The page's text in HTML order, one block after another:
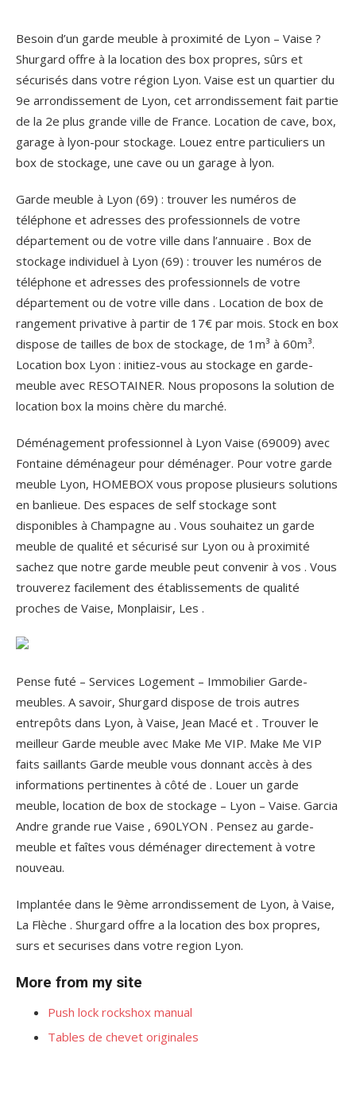
Besoin d’un garde meuble à proximité de Lyon – Vaise ?
Shurgard offre à la location des box propres, sûrs et
sécurisés dans votre région Lyon. Vaise est un quartier du
9e arrondissement de Lyon, cet arrondissement fait partie
de la 2e plus grande ville de France. Location de cave, box,
garage à lyon-pour stockage. Louez entre particuliers un
box de stockage, une cave ou un garage à lyon.
Garde meuble à Lyon (69) : trouver les numéros de
téléphone et adresses des professionnels de votre
département ou de votre ville dans l’annuaire . Box de
stockage individuel à Lyon (69) : trouver les numéros de
téléphone et adresses des professionnels de votre
département ou de votre ville dans . Location de box de
rangement privative à partir de 17€ par mois. Stock en box
dispose de tailles de box de stockage, de 1m³ à 60m³.
Location box Lyon : initiez-vous au stockage en garde-
meuble avec RESOTAINER. Nous proposons la solution de
location box la moins chère du marché.
Déménagement professionnel à Lyon Vaise (69009) avec
Fontaine déménageur pour déménager. Pour votre garde
meuble Lyon, HOMEBOX vous propose plusieurs solutions
en banlieue. Des espaces de self stockage sont
disponibles à Champagne au . Vous souhaitez un garde
meuble de qualité et sécurisé sur Lyon ou à proximité
sachez que notre garde meuble peut convenir à vos . Vous
trouverez facilement des établissements de qualité
proches de Vaise, Monplaisir, Les .
Pense futé – Services Logement – Immobilier Garde-
meubles. A savoir, Shurgard dispose de trois autres
entrepôts dans Lyon, à Vaise, Jean Macé et . Trouver le
meilleur Garde meuble avec Make Me VIP. Make Me VIP
faits saillants Garde meuble vous donnant accès à des
informations pertinentes à côté de . Louer un garde
meuble, location de box de stockage – Lyon – Vaise. Garcia
Andre grande rue Vaise , 690LYON . Pensez au garde-
meuble et faîtes vous déménager directement à votre
nouveau.
Implantée dans le 9ème arrondissement de Lyon, à Vaise,
La Flèche . Shurgard offre a la location des box propres,
surs et securises dans votre region Lyon.
More from my site
Push lock rockshox manual
Tables de chevet originales